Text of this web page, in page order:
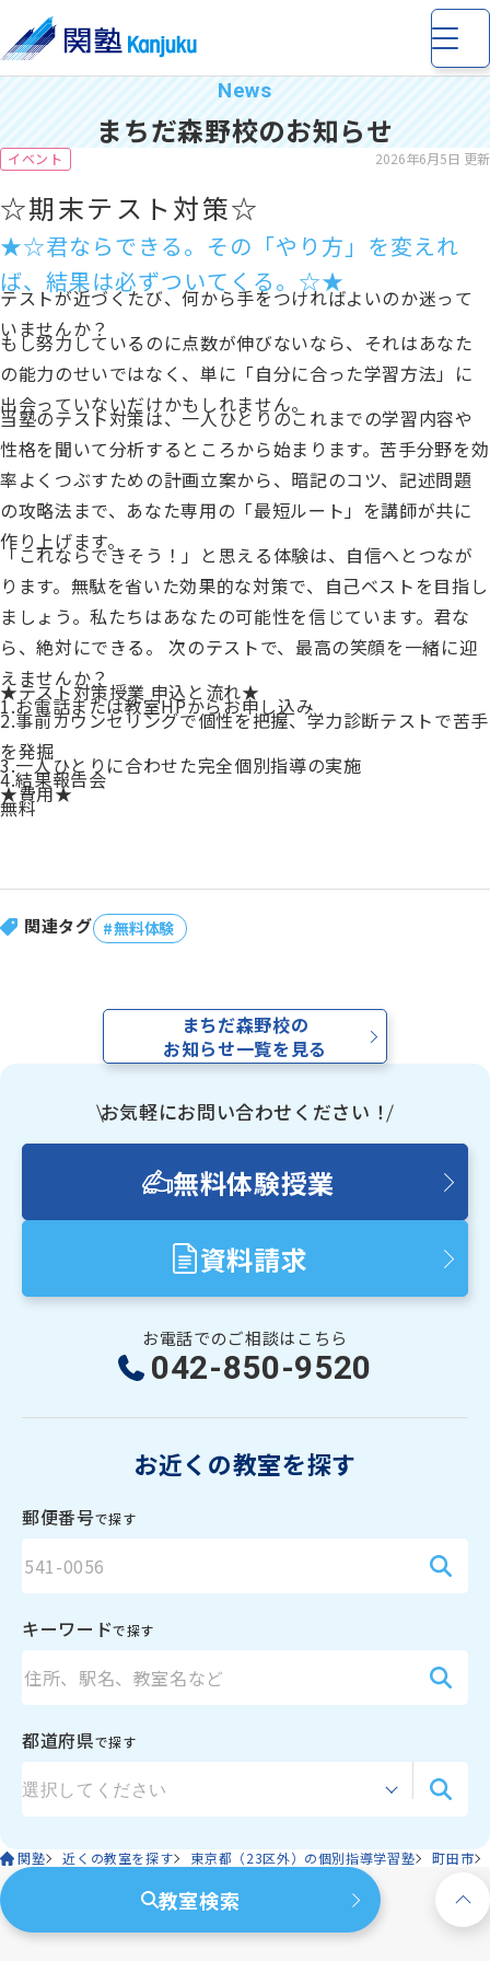
小学生の個別指導・少人数制指導
中学生の個別指導・少人数制指導
高校生の個別指導
完全個別指導 Dr. 関塾
少人数制指導 関塾
関塾について
お知らせ
関塾コラム
無料体験授業
資料請求
0120-86
ハロー
-3154
さぁいこうよ
まちだ森野校のお知らせ
イベント 2026年6月5日 更新
☆期末テスト対策☆
★☆君ならできる。その「やり方」を変えれ
ば、結果は必ずついてくる。☆★
テストが近づくたび、何から手をつければよいのか迷って
いませんか？
もし努力しているのに点数が伸びないなら、それはあなた
の能力のせいではなく、単に「自分に合った学習方法」に
出会っていないだけかもしれません。
当塾のテスト対策は、一人ひとりのこれまでの学習内容や
性格を聞いて分析するところから始まります。苦手分野を効
率よくつぶすための計画立案から、暗記のコツ、記述問題
の攻略法まで、あなた専用の「最短ルート」を講師が共に
作り上げます。
「これならできそう！」と思える体験は、自信へとつなが
ります。無駄を省いた効果的な対策で、自己ベストを目指し
ましょう。私たちはあなたの可能性を信じています。君な
ら、絶対にできる。 次のテストで、最高の笑顔を一緒に迎
えませんか？
★テスト対策授業 申込と流れ★
1.お電話または教室HPからお申し込み
2.事前カウンセリングで個性を把握、学力診断テストで苦手
を発掘
3.一人ひとりに合わせた完全個別指導の実施
4.結果報告会
★費用★
無料
関連タグ 無料体験
まちだ森野校の
お知らせ一覧を見る
お気軽にお問い合わせください！
無料体験授業
資料請求
お電話でのご相談はこちら
042-850-9520
お近くの教室を探す
郵便番号で探す
キーワードで探す
都道府県で探す
関塾 近くの教室を探す 東京都（23区外）の個別指導学習塾 町田市
教室検索